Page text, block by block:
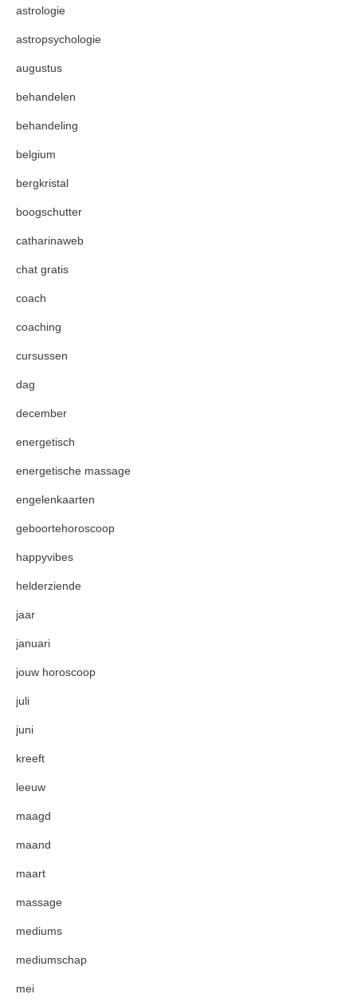
astrologie
astropsychologie
augustus
behandelen
behandeling
belgium
bergkristal
boogschutter
catharinaweb
chat gratis
coach
coaching
cursussen
dag
december
energetisch
energetische massage
engelenkaarten
geboortehoroscoop
happyvibes
helderziende
jaar
januari
jouw horoscoop
juli
juni
kreeft
leeuw
maagd
maand
maart
massage
mediums
mediumschap
mei